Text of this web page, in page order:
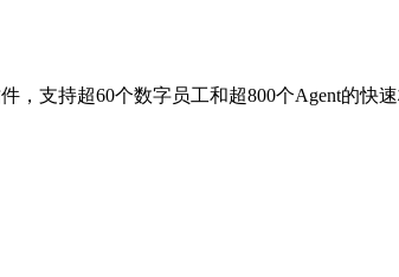
支持超60个数字员工和超800个Agent的快速